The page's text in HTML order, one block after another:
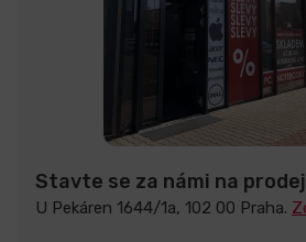
Stavte se za námi na
U Pekáren 1644/1a, 102 00 Praha.